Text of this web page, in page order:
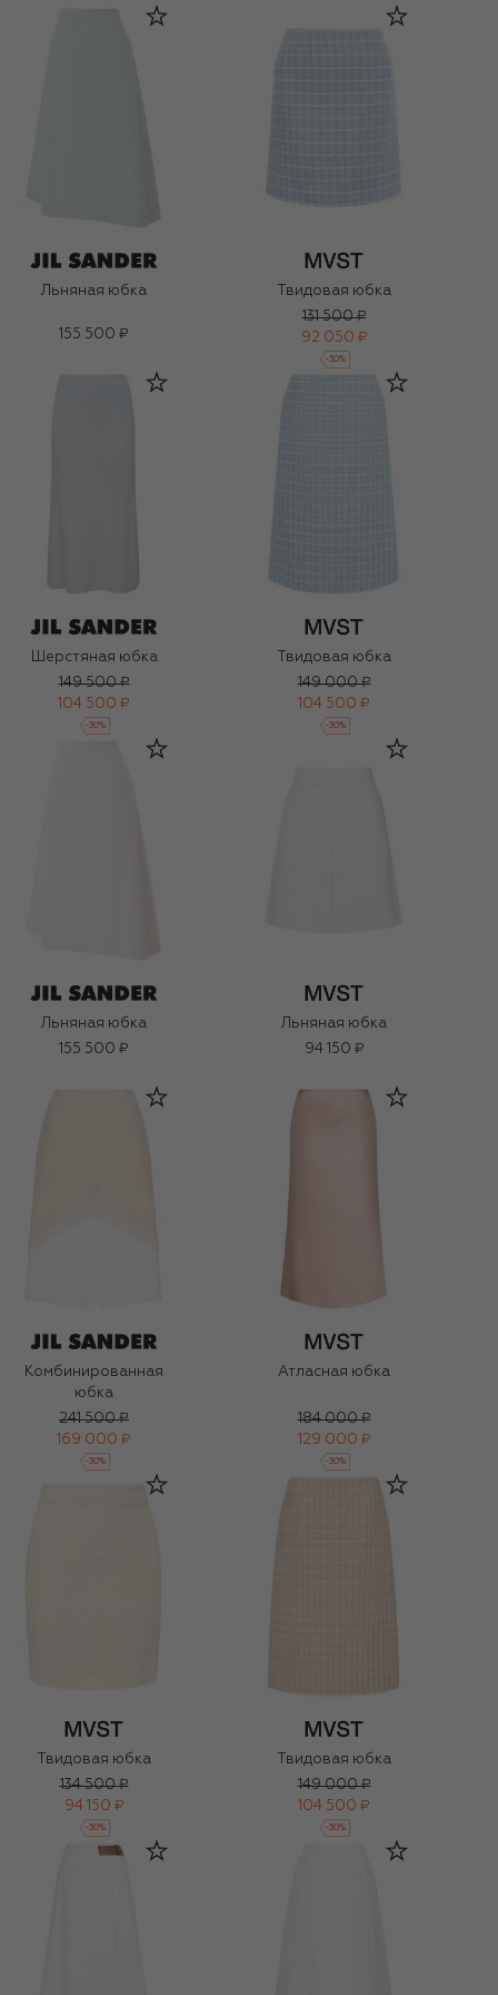
Льняная юбка
155 500 ₽
Твидовая юбка
131 500 ₽
92 050 ₽
-30%
Шерстяная юбка
149 500 ₽
104 500 ₽
-30%
Твидовая юбка
149 000 ₽
104 500 ₽
-30%
Льняная юбка
155 500 ₽
Льняная юбка
94 150 ₽
Комбинированная
юбка
241 500 ₽
169 000 ₽
-30%
Атласная юбка
184 000 ₽
129 000 ₽
-30%
Твидовая юбка
134 500 ₽
94 150 ₽
-30%
Твидовая юбка
149 000 ₽
104 500 ₽
-30%